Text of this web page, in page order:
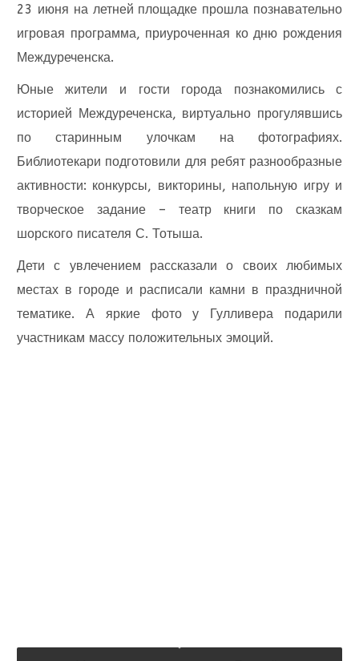
23 июня на летней площадке прошла познавательно
игровая программа, приуроченная ко дню рождения
Междуреченска.
Юные жители и гости города познакомились с
историей Междуреченска, виртуально прогулявшись
по старинным улочкам на фотографиях.
Библиотекари подготовили для ребят разнообразные
активности: конкурсы, викторины, напольную игру и
творческое задание – театр книги по сказкам
шорского писателя С. Тотыша.
Дети с увлечением рассказали о своих любимых
местах в городе и расписали камни в праздничной
тематике. А яркие фото у Гулливера подарили
участникам массу положительных эмоций.